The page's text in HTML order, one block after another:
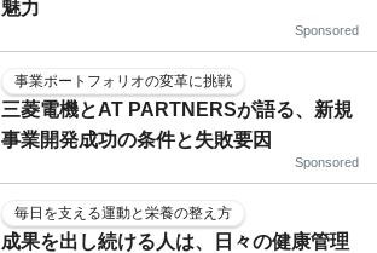
魅力
Sponsored
事業ポートフォリオの変革に挑戦
三菱電機とAT PARTNERSが語る、新規
事業開発成功の条件と失敗要因
Sponsored
毎日を支える運動と栄養の整え方
成果を出し続ける人は、日々の健康管理